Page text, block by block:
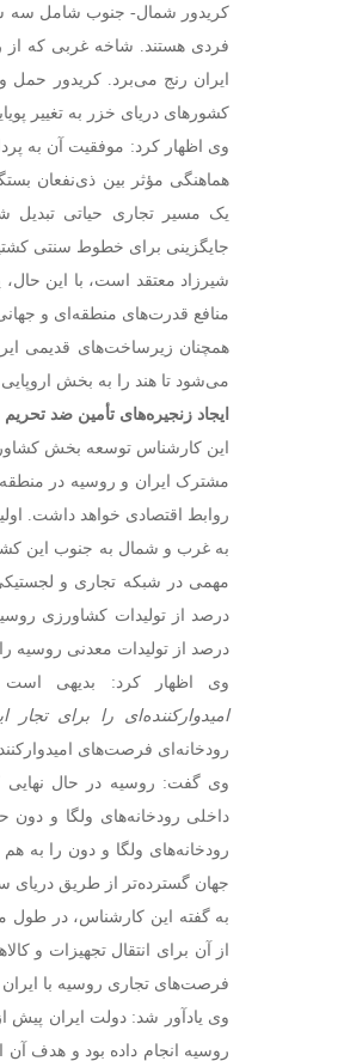
کریدور شمال- جنوب شامل سه
فردی هستند. شاخه غربی که از
ایران رنج می‌برد. کریدور حمل
کشورهای دریای خزر به تغییر
وی اظهار کرد: موفقیت آن به
هماهنگی مؤثر بین ذی‌نفعان
یک مسیر تجاری حیاتی تبدیل
جایگزینی برای خطوط سنتی
شیرزاد معتقد است، با این حال،
منافع قدرت‌های منطقه‌ای و
همچنان زیرساخت‌های قدیمی
می‌شود تا هند را به بخش
ایجاد زنجیره‌های تأمین ضد تحریم
این کارشناس توسعه بخش
مشترک ایران و روسیه در
روابط اقتصادی خواهد داشت.
درصد از تولیدات معدنی روسیه
وی اظهار کرد: بدیهی
امیدوارکننده‌ای را برای
رودخانه‌ای فرصت‌های
وی گفت: روسیه در حال نهایی
رودخانه‌های ولگا و دون را به
جهان گسترده‌تر از طریق دریای
به گفته این کارشناس، در طول
از آن برای انتقال تجهیزات و
فرصت‌های تجاری روسیه با ایران
وی یادآور شد: دولت ایران پیش
روسیه انجام داده بود و هدف